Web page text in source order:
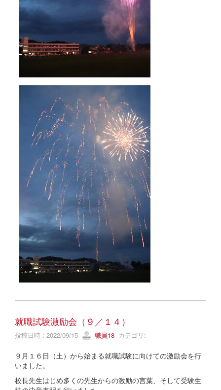
就職試験激励会（９／１４）
投稿日時 : 2022/09/15 職員18 カテゴリ:
９月１６日（土）から始まる就職試験に向けての激励会を行
いました。
校長先生はじめ多くの先生からの激励の言葉、そして受験生